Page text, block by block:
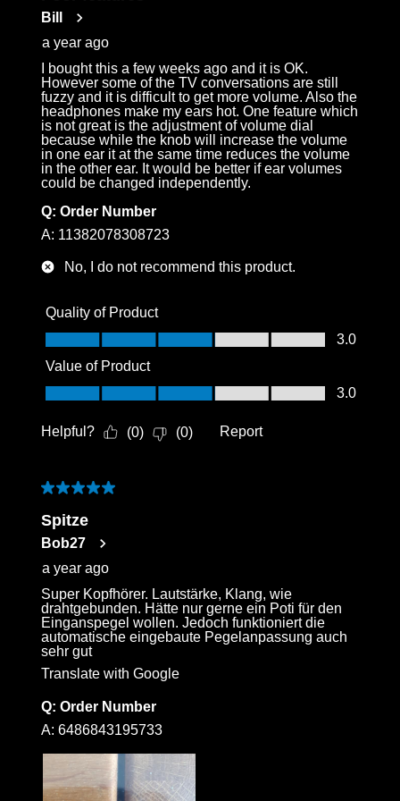
Reviews
Bill
a year ago
I bought this a few weeks ago and it is OK.
However some of the TV conversations are still
fuzzy and it is difficult to get more volume. Also the
headphones make my ears hot. One feature which
is not great is the adjustment of volume dial
because while the knob will increase the volume
in one ear it at the same time reduces the volume
in the other ear. It would be better if ear volumes
could be changed independently.
Q: Order Number
A: 11382078308723
No, I do not recommend this product.
Quality of Product
Quality of Product, 3.0 out of 5
3.0
Value of Product
Value of Product, 3.0 out of 5
3.0
Helpful? (0) (0) Report
5 out of 5 stars.
Spitze
Bob27
a year ago
Super Kopfhörer. Lautstärke, Klang, wie
drahtgebunden. Hätte nur gerne ein Poti für den
Einganspegel wollen. Jedoch funktioniert die
automatische eingebaute Pegelanpassung auch
sehr gut
Translate with Google
Q: Order Number
A: 6486843195733